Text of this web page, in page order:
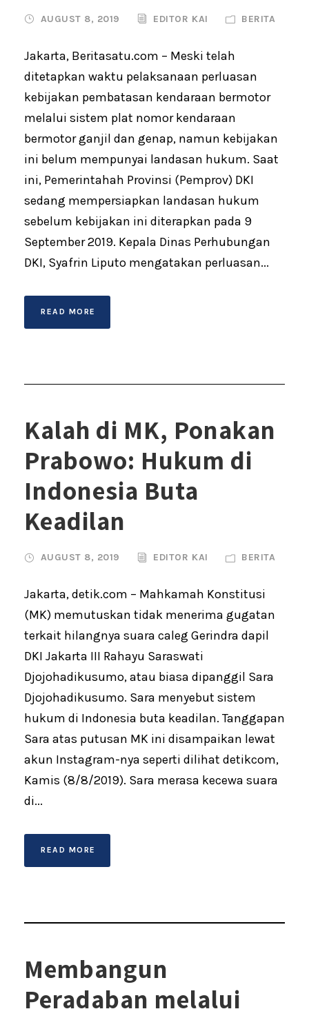
AUGUST 8, 2019 EDITOR KAI BERITA
Jakarta, Beritasatu.com – Meski telah
ditetapkan waktu pelaksanaan perluasan
kebijakan pembatasan kendaraan bermotor
melalui sistem plat nomor kendaraan
bermotor ganjil dan genap, namun kebijakan
ini belum mempunyai landasan hukum. Saat
ini, Pemerintahah Provinsi (Pemprov) DKI
sedang mempersiapkan landasan hukum
sebelum kebijakan ini diterapkan pada 9
September 2019. Kepala Dinas Perhubungan
DKI, Syafrin Liputo mengatakan perluasan...
READ MORE
Kalah di MK, Ponakan
Prabowo: Hukum di
Indonesia Buta
Keadilan
AUGUST 8, 2019 EDITOR KAI BERITA
Jakarta, detik.com – Mahkamah Konstitusi
(MK) memutuskan tidak menerima gugatan
terkait hilangnya suara caleg Gerindra dapil
DKI Jakarta III Rahayu Saraswati
Djojohadikusumo, atau biasa dipanggil Sara
Djojohadikusumo. Sara menyebut sistem
hukum di Indonesia buta keadilan. Tanggapan
Sara atas putusan MK ini disampaikan lewat
akun Instagram-nya seperti dilihat detikcom,
Kamis (8/8/2019). Sara merasa kecewa suara
di...
READ MORE
Membangun
Peradaban melalui